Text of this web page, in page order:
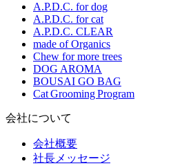
A.P.D.C. for dog
A.P.D.C. for cat
A.P.D.C. CLEAR
made of Organics
Chew for more trees
DOG AROMA
BOUSAI GO BAG
Cat Grooming Program
会社について
会社概要
社長メッセージ